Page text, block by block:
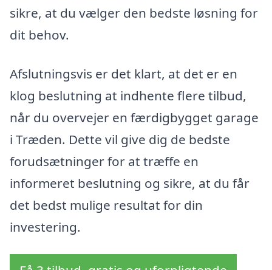
sikre, at du vælger den bedste løsning for
dit behov.
Afslutningsvis er det klart, at det er en
klog beslutning at indhente flere tilbud,
når du overvejer en færdigbygget garage
i Træden. Dette vil give dig de bedste
forudsætninger for at træffe en
informeret beslutning og sikre, at du får
det bedst mulige resultat for din
investering.